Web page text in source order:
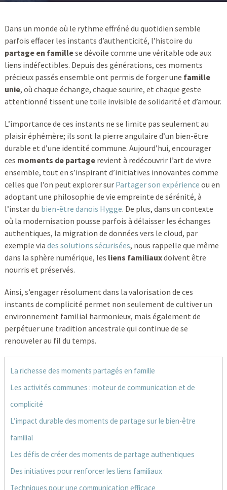
Dans un monde où le rythme effréné du quotidien semble
parfois effacer les instants d’authenticité, l’histoire du
partage en famillese dévoile comme une véritable ode aux
liens indéfectibles. Depuis des générations, ces moments
précieux passés ensemble ont permis de forger une famille
unie, où chaque échange, chaque sourire, et chaque geste
attentionné tissent une toile invisible de solidarité et d’amour.
L’importance de ces instants ne se limite pas seulement au
plaisir éphémère; ils sont la pierre angulaire d’un bien-être
durable et d’une identité commune. Aujourd’hui, encourager
ces moments de partagerevient à redécouvrir l’art de vivre
ensemble, tout en s’inspirant d’initiatives innovantes comme
celles que l’on peut explorer sur Partager son expérience ou en
adoptant une philosophie de vie empreinte de sérénité, à
l’instar du bien-être danois Hygge. De plus, dans un contexte
où la modernisation pousse parfois à délaisser les échanges
authentiques, la migration de données vers le cloud, par
exemple via des solutions sécurisées, nous rappelle que même
dans la sphère numérique, les liens familiauxdoivent être
nourris et préservés.
Ainsi, s’engager résolument dans la valorisation de ces
instants de complicité permet non seulement de cultiver un
environnement familial harmonieux, mais également de
perpétuer une tradition ancestrale qui continue de se
renouveler au fil du temps.
La richesse des moments partagés en famille
Les activités communes : moteur de communication et de
complicité
L’impact durable des moments de partage sur le bien-être
familial
Les défis de créer des moments de partage authentiques
Des initiatives pour renforcer les liens familiaux
Techniques pour une communication efficace